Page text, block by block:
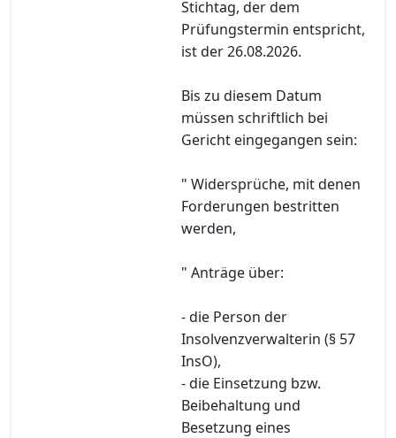
Stichtag, der dem
Prüfungstermin entspricht,
ist der 26.08.2026.
Bis zu diesem Datum
müssen schriftlich bei
Gericht eingegangen sein:
" Widersprüche, mit denen
Forderungen bestritten
werden,
" Anträge über:
- die Person der
Insolvenzverwalterin (§ 57
InsO),
- die Einsetzung bzw.
Beibehaltung und
Besetzung eines